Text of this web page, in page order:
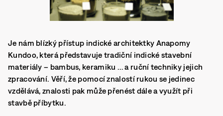
Je nám blízký přístup indické architektky Anapomy
Kundoo, která představuje tradiční indické stavební
materiály – bambus, keramiku … a ruční techniky jejich
zpracování. Věří, že pomocí znalostí rukou se jedinec
vzdělává, znalosti pak může přenést dále a využít při
stavbě příbytku.